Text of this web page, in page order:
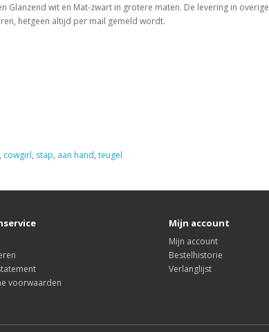
wit en Mat-zwart in grotere maten. De levering in overige
hetgeen altijd per mail gemeld wordt.
, cowgirl, stap, aan hand, teugel
voorwaarden
Mijn account
Mijn account
Bestelhistorie
Verlanglijst